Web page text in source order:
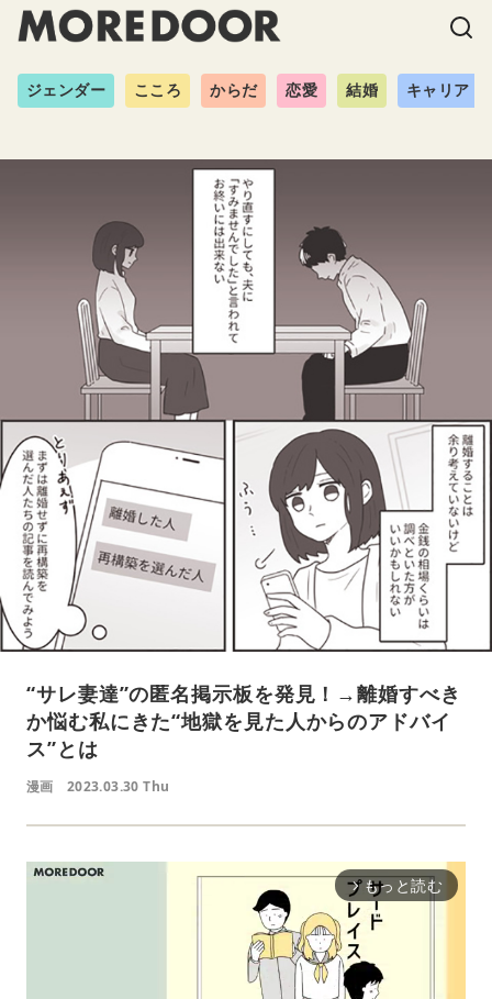
ジェンダー こころ からだ 恋愛 結婚 キャリア
“サレ妻達”の匿名掲示板を発見！→離婚すべき
か悩む私にきた“地獄を見た人からのアドバイ
ス”とは
漫画 2023.03.30 Thu
arrow_forward_ios もっと読む